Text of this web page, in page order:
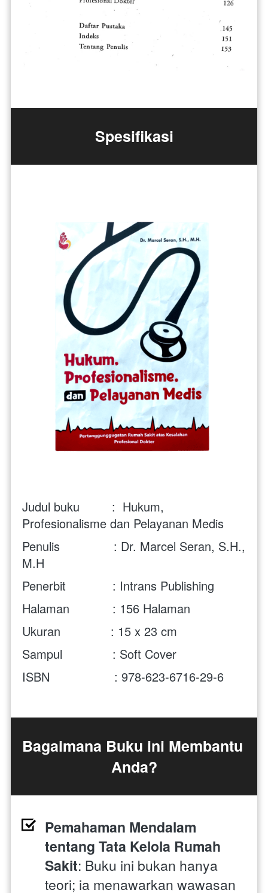
Spesifikasi
Judul buku         : Hukum,
Profesionalisme dan Pelayanan Medis
Penulis               : Dr. Marcel Seran, S.H.,
M.H
Penerbit             : Intrans Publishing
Halaman            : 156 Halaman
Ukuran              : 15 x 23 cm
Sampul              : Soft Cover
ISBN                  : 978-623-6716-29-6
Bagaimana Buku ini Membantu
Anda?
Pemahaman Mendalam
tentang Tata Kelola Rumah
Sakit: Buku ini bukan hanya
teori; ia menawarkan wawasan